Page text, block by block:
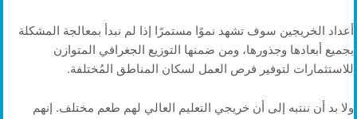
أعداد الخريجين سوف تشهد نموًا مستمرًا إذا لم نبدأ بمعالجة المشكلة
بجميع أبعادها وجذورها، ومن ضمنها التوزيع الجغرافي المتوازن
للاستثمارات لتوفير فرص العمل لسكان المناطق المُختلفة.
ولا بد أن ننتبه إلى أن خريجي التعليم العالي لهم طعم مختلف. إنهم